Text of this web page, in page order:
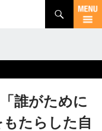
誰がために
たらした自